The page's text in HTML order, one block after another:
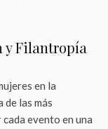
y Filantropía
en la
de las más
evento en una